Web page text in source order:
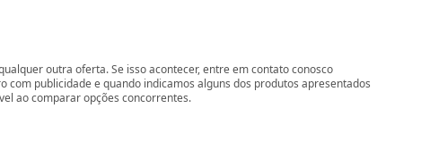
outra oferta. Se isso acontecer, entre em contato conosco
publicidade e quando indicamos alguns dos produtos apresentados
ao comparar opções concorrentes.